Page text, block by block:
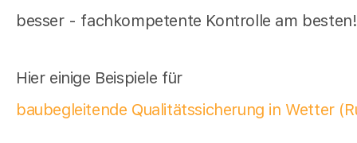
besser - fachkompetente Kontrolle am besten!
Hier einige Beispiele für
baubegleitende Qualitätssicherung in Wetter